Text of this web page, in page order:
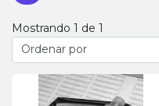
Mostrando 1 de 1